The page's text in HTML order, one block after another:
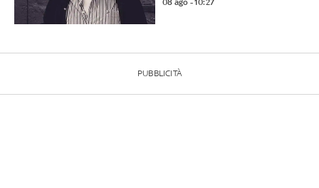
08 ago - 10:27
PUBBLICITÀ